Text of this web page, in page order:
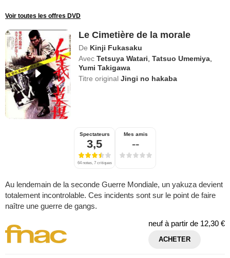
Voir toutes les offres DVD
Le Cimetière de la morale
De Kinji Fukasaku
Avec Tetsuya Watari ,Tatsuo Umemiya
Yumi Takigawa
Titre originalJingi no hakaba
Spectateurs
3,5
64 notes, 7 critiques
Mes amis
--
Au lendemain de la seconde Guerre Mondiale, un yakuza devient
totalement incontrolable. Ces incidents sont sur le point de faire
naître une guerre de gangs.
neuf à partir de 12,30 €
ACHETER